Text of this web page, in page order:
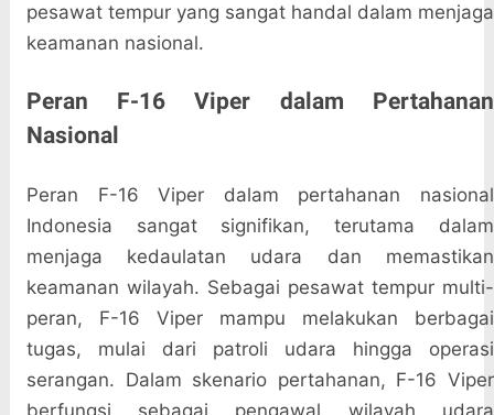
pesawat tempur yang sangat handal dalam menjaga
keamanan nasional.
Peran F-16 Viper dalam Pertahanan
Nasional
Peran F-16 Viper dalam pertahanan nasional
Indonesia sangat signifikan, terutama dalam
menjaga kedaulatan udara dan memastikan
keamanan wilayah. Sebagai pesawat tempur multi-
peran, F-16 Viper mampu melakukan berbagai
tugas, mulai dari patroli udara hingga operasi
serangan. Dalam skenario pertahanan, F-16 Viper